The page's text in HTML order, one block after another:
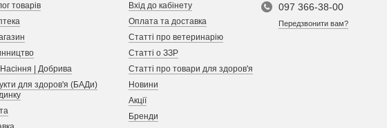
товарів
| Добрива
для здоров'я (БАДи)
Вхід до кабінету
Оплата та доставка
Статті про ветеринарію
Статті о ЗЗР
Статті про товари для здоров'я
Новини
Акції
Бренди
097 366-38-00
Передзвонити вам?